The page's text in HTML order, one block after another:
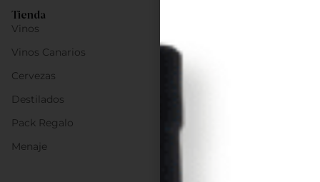
Tienda
Vinos
Vinos Canarios
Cervezas
Destilados
Pack Regalo
Menaje